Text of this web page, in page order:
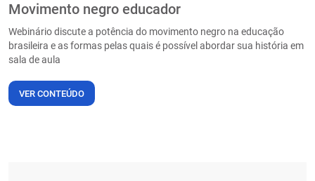
Movimento negro educador
Webinário discute a potência do movimento negro na educação
brasileira e as formas pelas quais é possível abordar sua história em
sala de aula
VER CONTEÚDO